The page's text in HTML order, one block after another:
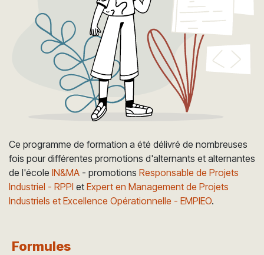
Ce programme de formation a été délivré de nombreuses
fois pour différentes promotions d'alternants et alternantes
de l'école IN&MA - promotions Responsable de Projets
Industriel - RPPI et Expert en Management de Projets
Industriels et Excellence Opérationnelle - EMPIEO.
Formules